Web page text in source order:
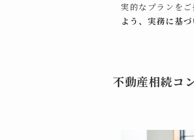
実的なプランを
よう、実務に基
不動産相続コ